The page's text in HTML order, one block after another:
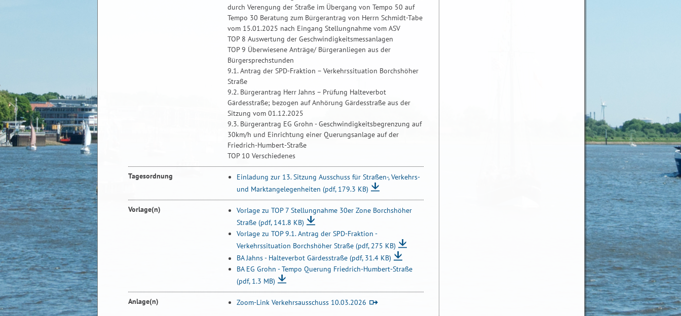
durch Verengung der Straße im Übergang von Tempo 50 auf
Tempo 30 Beratung zum Bürgerantrag von Herrn Schmidt-Tabe
vom 15.01.2025 nach Eingang Stellungnahme vom ASV
TOP 8 Auswertung der Geschwindigkeitsmessanlagen
TOP 9 Überwiesene Anträge/ Bürgeranliegen aus der
Bürgersprechstunden
9.1. Antrag der SPD-Fraktion – Verkehrssituation Borchshöher
Straße
9.2. Bürgerantrag Herr Jahns – Prüfung Halteverbot
Gärdesstraße; bezogen auf Anhörung Gärdesstraße aus der
Sitzung vom 01.12.2025
9.3. Bürgerantrag EG Grohn - Geschwindigkeitsbegrenzung auf
30km/h und Einrichtung einer Querungsanlage auf der
Friedrich-Humbert-Straße
TOP 10 Verschiedenes
Tagesordnung
Einladung zur 13. Sitzung Ausschuss für Straßen-, Verkehrs-
und Marktangelegenheiten (pdf, 179.3 KB)
Vorlage(n)
Vorlage zu TOP 7 Stellungnahme 30er Zone Borchshöher
Straße (pdf, 141.8 KB)
Vorlage zu TOP 9.1. Antrag der SPD-Fraktion -
Verkehrssituation Borchshöher Straße (pdf, 275 KB)
BA Jahns - Halteverbot Gärdesstraße (pdf, 31.4 KB)
BA EG Grohn - Tempo Querung Friedrich-Humbert-Straße
(pdf, 1.3 MB)
Anlage(n) Zoom-Link Verkehrsausschuss 10.03.2026